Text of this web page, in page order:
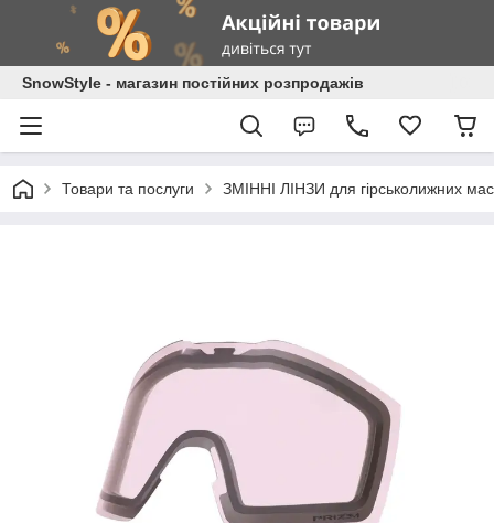
SnowStyle - магазин постійних розпродажів
Товари та послуги ЗМІННІ ЛІНЗИ для гірськолижних